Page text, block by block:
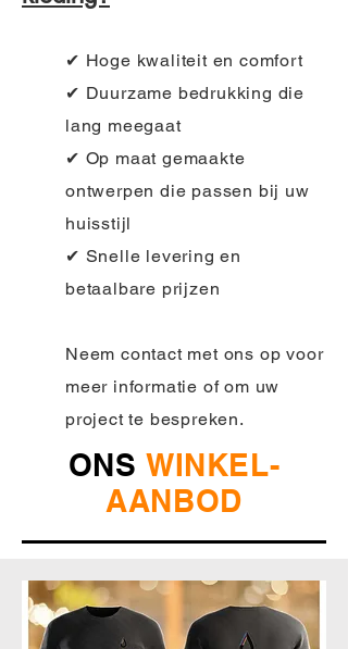
✔ Hoge kwaliteit en comfort
✔ Duurzame bedrukking die
lang meegaat
✔ Op maat gemaakte
ontwerpen die passen bij uw
huisstijl
✔ Snelle levering en
betaalbare prijzen
Neem contact met ons op voor
meer informatie of om uw
project te bespreken.
ONS WINKEL-
AANBOD